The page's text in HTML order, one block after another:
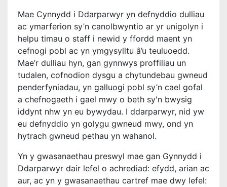
Mae Cynnydd i Ddarparwyr yn defnyddio dulliau
ac ymarferion sy’n canolbwyntio ar yr unigolyn i
helpu timau o staff i newid y ffordd maent yn
cefnogi pobl ac yn ymgysylltu â’u teuluoedd.
Mae’r dulliau hyn, gan gynnwys proffiliau un
tudalen, cofnodion dysgu a chytundebau gwneud
penderfyniadau, yn galluogi pobl sy’n cael gofal
a chefnogaeth i gael mwy o beth sy'n bwysig
iddynt nhw yn eu bywydau. I ddarparwyr, nid yw
eu defnyddio yn golygu gwneud mwy, ond yn
hytrach gwneud pethau yn wahanol.
Yn y gwasanaethau preswyl mae gan Gynnydd i
Ddarparwyr dair lefel o achrediad: efydd, arian ac
aur, ac yn y gwasanaethau cartref mae dwy lefel: